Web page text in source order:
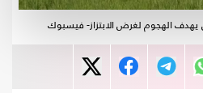
الهجوم لغرض الابتزاز- فيسبوك